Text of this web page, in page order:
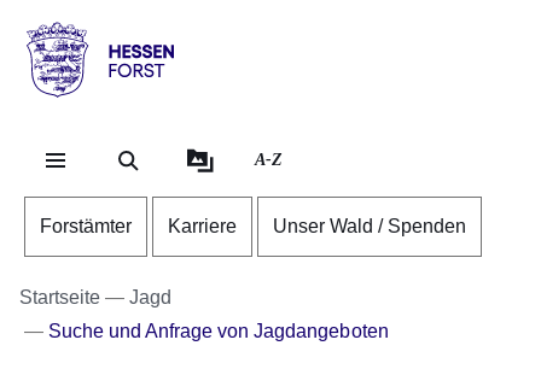
Hessen
Forst
A-Z
Forstämter Karriere Unser Wald / Spenden
Startseite
Jagd
Suche und Anfrage von Jagdangeboten